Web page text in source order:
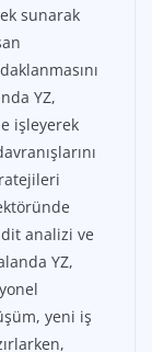
sunarak
YZ,
işleyerek
analizi ve
YZ,
yeni iş